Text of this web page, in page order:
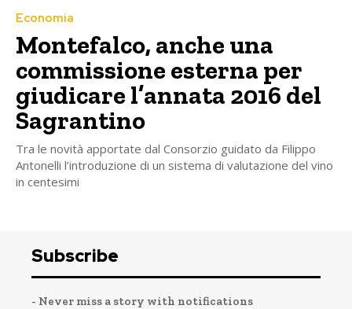
Economia
Montefalco, anche una
commissione esterna per
giudicare l’annata 2016 del
Sagrantino
Tra le novità apportate dal Consorzio guidato da Filippo
Antonelli l’introduzione di un sistema di valutazione del vino
in centesimi
Subscribe
- Never miss a story with notifications